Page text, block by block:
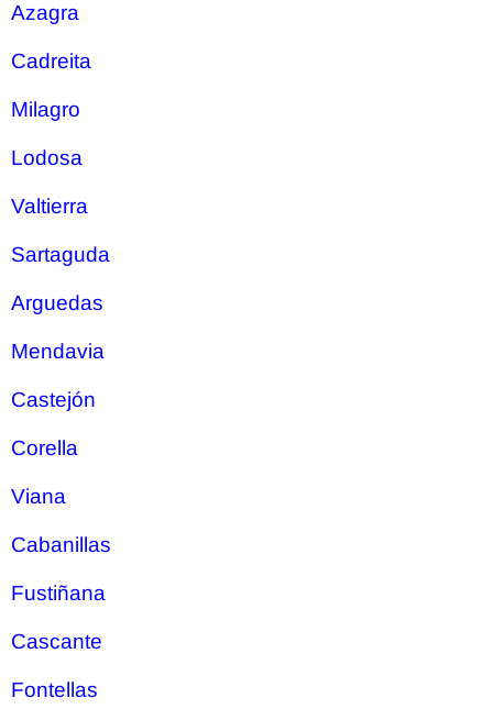
Azagra
Cadreita
Milagro
Lodosa
Valtierra
Sartaguda
Arguedas
Mendavia
Castejón
Corella
Viana
Cabanillas
Fustiñana
Cascante
Fontellas